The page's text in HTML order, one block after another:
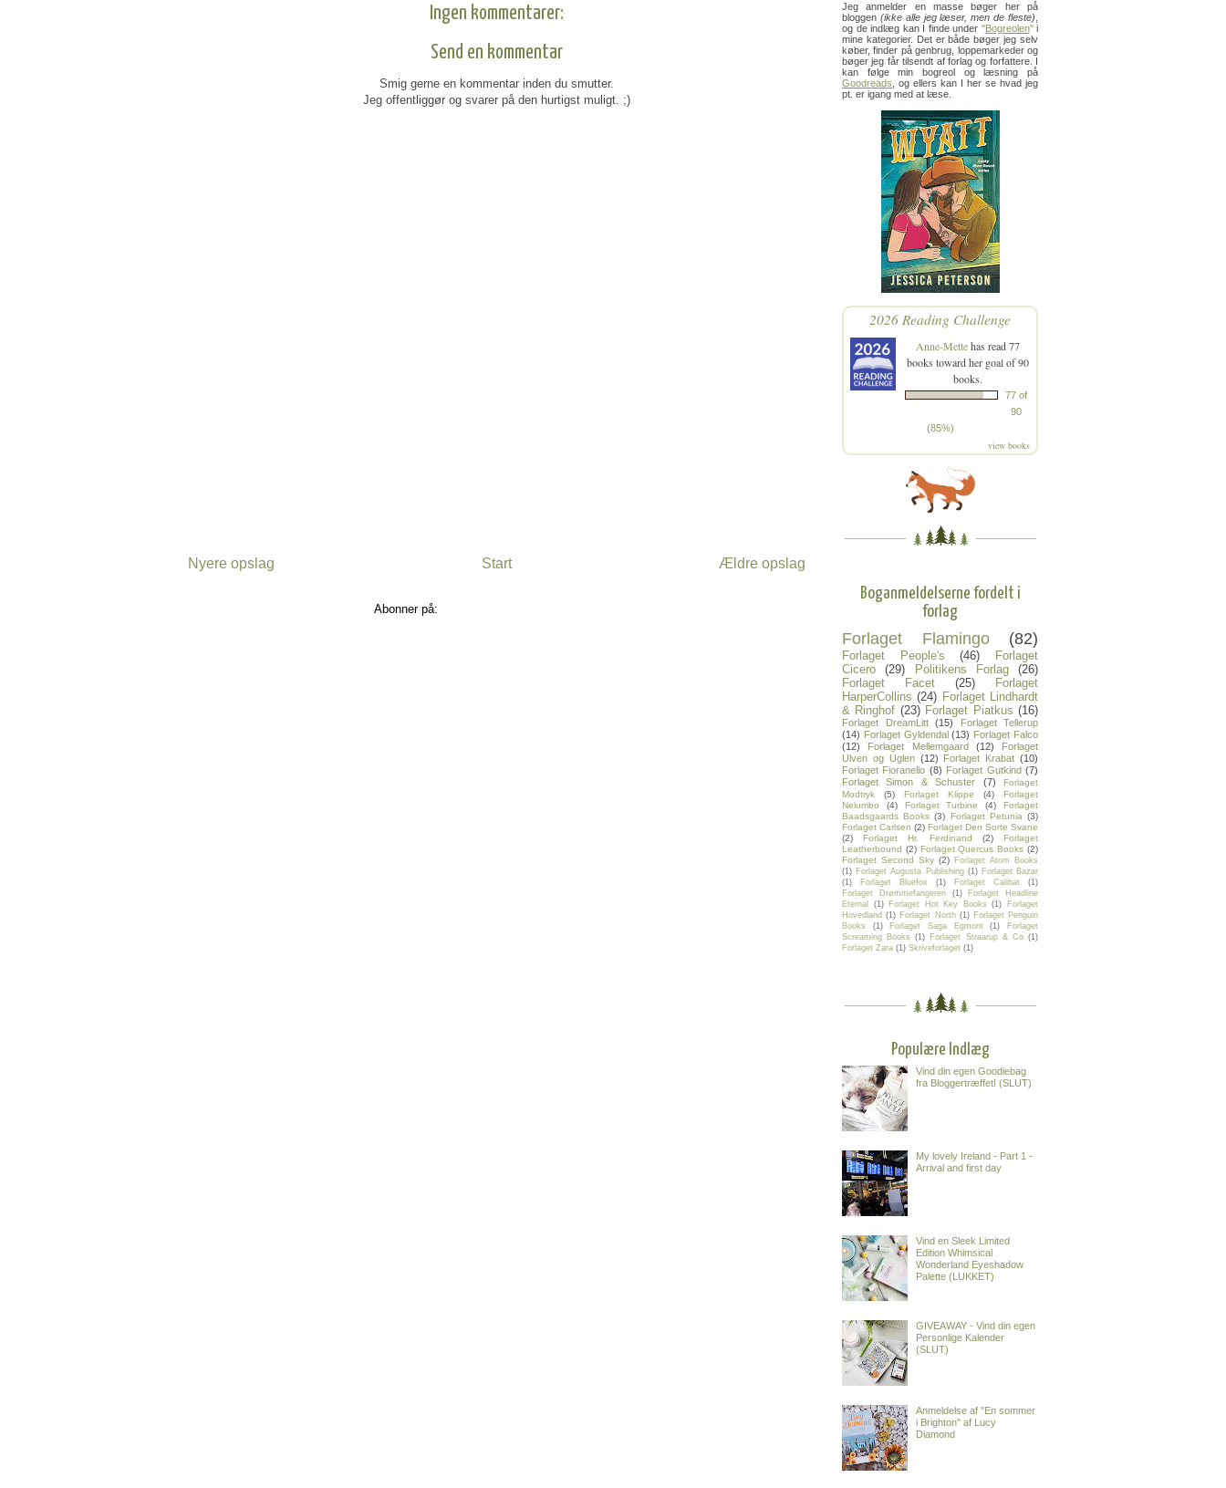
Ingen kommentarer:
Send en kommentar
Smig gerne en kommentar inden du smutter.
Jeg offentliggør og svarer på den hurtigst muligt. ;)
Nyere opslag Ældre opslag
Start
Abonner på:
Jeg anmelder en masse bøger her på
bloggen (ikke alle jeg læser, men de fleste)
og de indlæg kan I finde under "Bogreolen"i
mine kategorier. Det er både bøger jeg selv
køber, finder på genbrug, loppemarkeder og
bøger jeg får tilsendt af forlag og forfattere. I
kan følge min bogreol og læsning på
Goodreads , og ellers kan I her se hvad jeg
pt. er igang med at læse.
2026 Reading Challenge
Anne-Mettehas read 77
books toward her goal of 90
books.
77 of
90
(85%)
view books
Boganmeldelserne fordelt i
forlag
Forlaget Flamingo (82)
Forlaget People's (46)
Forlaget
Cicero
(29) Politikens Forlag
(26)
Forlaget Facet
(25)
Forlaget
HarperCollins (24) Forlaget Lindhardt
& Ringhof (23) Forlaget Piatkus (16)
Forlaget DreamLitt (15)
Forlaget Tellerup
(14) Forlaget Gyldendal (13) Forlaget Falco
(12)
Forlaget Mellemgaard (12)
Forlaget
Ulven og Uglen (12) Forlaget Krabat (10)
Forlaget Fioranello (8) Forlaget Gutkind (7)
Forlaget Simon & Schuster
(7)
Forlaget
Modtryk
(5) Forlaget Klippe (4)
Forlaget
Nelumbo
(4) Forlaget Turbine (4)
Forlaget
Baadsgaards Books (3) Forlaget Petunia (3)
Forlaget Carlsen (2) Forlaget Den Sorte Svane
(2)
Forlaget Hr. Ferdinand (2)
Forlaget
Leatherbound (2) Forlaget Quercus Books (2)
Forlaget Second Sky (2) Forlaget Atom Books
(1) Forlaget Augusta Publishing (1) Forlaget Bazar
(1)
Forlaget Bluefox (1) Forlaget Calibat
(1)
Forlaget Drømmefangeren
(1)
Forlaget Headline
Eternal
(1) Forlaget Hot Key Books (1)
Forlaget
Hovedland (1) Forlaget North (1) Forlaget Penguin
Books
(1) Forlaget Saga Egmont (1)
Forlaget
Screaming Books
(1) Forlaget Straarup & Co (1)
Forlaget Zara (1) Skriveforlaget (1)
Populære Indlæg
Vind din egen Goodiebag
fra Bloggertræffet! (SLUT)
My lovely Ireland - Part 1 -
Arrival and first day
Vind en Sleek Limited
Edition Whimsical
Wonderland Eyeshadow
Palette (LUKKET)
GIVEAWAY - Vind din egen
Personlige Kalender
(SLUT)
Anmeldelse af "En sommer
i Brighton" af Lucy
Diamond